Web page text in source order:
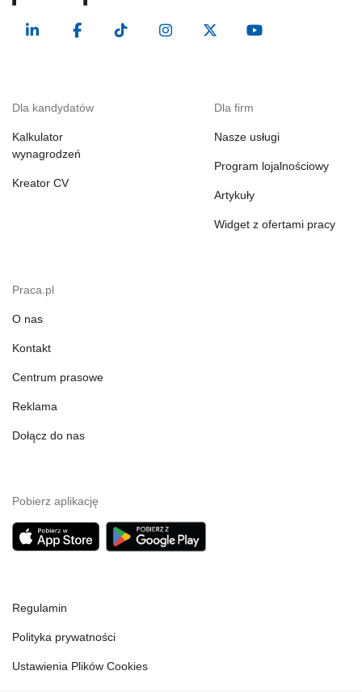
Dla kandydatów
Kalkulator
wynagrodzeń
Kreator CV
Dla firm
Nasze usługi
Program lojalnościowy
Artykuły
Widget z ofertami pracy
Praca.pl
O nas
Kontakt
Centrum prasowe
Reklama
Dołącz do nas
Pobierz aplikację
Regulamin
Polityka prywatności
Ustawienia Plików Cookies